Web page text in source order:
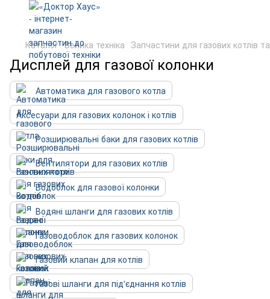
Каталог Велика техніка Запчастини для газових котлів
Дисплей для газової колонки
Автоматика для газового котла
Аксесуари для газових колонок і котлів
Розширювальні баки для газових котлів
Вентилятори для газових котлів
Водоблок для газової колонки
Водяні шланги для газових котлів
Газоводоблок для газових колонок
Газовий клапан для котлів
Газові шланги для під'єднання котлів